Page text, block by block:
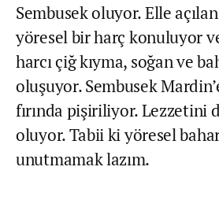
Sembusek oluyor. Elle
yöresel bir harç konuluyor
harcı çiğ kıyma, soğan ve
oluşuyor. Sembusek
fırında pişiriliyor. Lezzetini
oluyor. Tabii ki yöresel
unutmamak lazım.